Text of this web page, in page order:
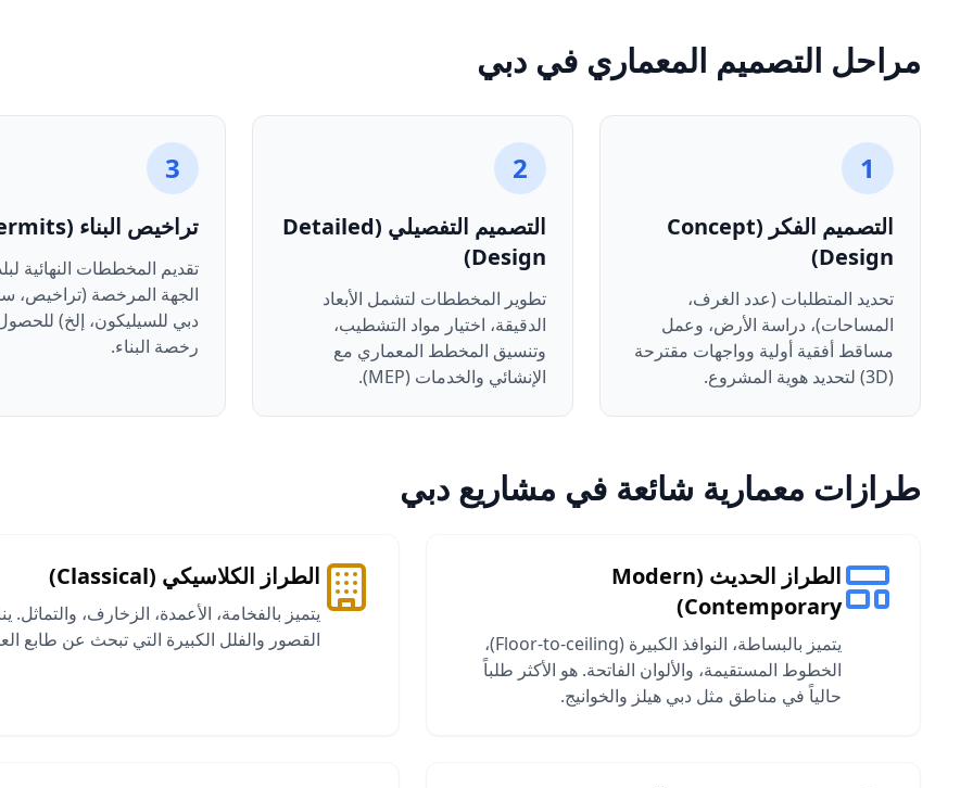
مراحل التصميم المعماري في دبي
1
التصميم الفكر (Concept
Design)
تحديد المتطلبات (عدد الغرف،
المساحات)، دراسة الأرض، وعمل
مساقط أفقية أولية وواجهات مقترحة
(3D) لتحديد هوية المشروع.
2
التصميم التفصيلي (Detailed
Design)
تطوير المخططات لتشمل الأبعاد
الدقيقة، اختيار مواد التشطيب،
وتنسيق المخطط المعماري مع
الإنشائي والخدمات (MEP).
3
تراخيص البناء (Permits)
تقديم المخططات النهائية
الجهة المرخصة (تراخيص،
دبي للسيليكون، إلخ)
رخصة البناء.
طرازات معمارية شائعة في مشاريع دبي
الطراز الحديث (Modern
Contemporary)
يتميز بالبساطة، النوافذ الكبيرة (Floor-to-ceiling)،
الخطوط المستقيمة، والألوان الفاتحة. هو الأكثر طلباً
حالياً في مناطق مثل دبي هيلز والخوانيج.
الطراز الكلاسيكي (Classical)
يتميز بالفخامة، الأعمدة، الزخارف، والتماثل.
القصور والفلل الكبيرة التي تبحث عن طابع